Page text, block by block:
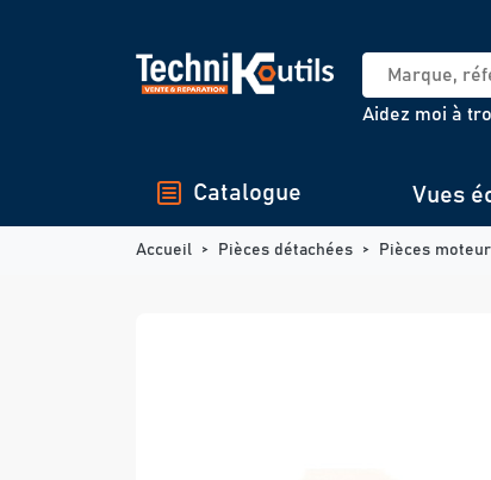
Aidez moi à
Catalogue Vues
Accueil Pièces détachées Pièces moteur